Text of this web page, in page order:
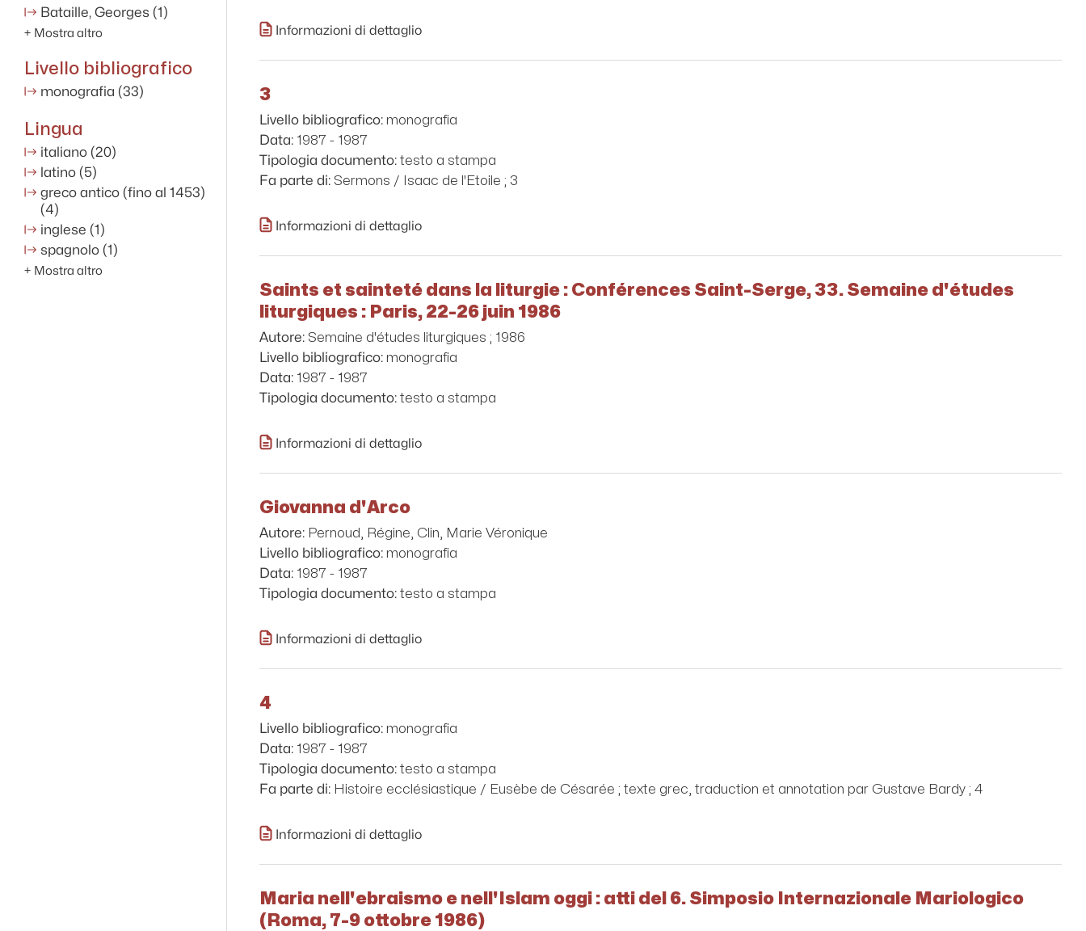
Bataille, Georges (1)
+ Mostra altro
Livello bibliografico
monografia (33)
Lingua
italiano (20)
latino (5)
greco antico (fino al 1453)
(4)
inglese (1)
spagnolo (1)
+ Mostra altro
Informazioni di dettaglio
3
Livello bibliografico: monografia
Data: 1987 - 1987
Tipologia documento: testo a stampa
Fa parte di: Sermons / Isaac de l'Etoile ; 3
Informazioni di dettaglio
Saints et sainteté dans la liturgie : Conférences Saint-Serge, 33. Semaine d'études
liturgiques : Paris, 22-26 juin 1986
Autore: Semaine d'études liturgiques ; 1986
Livello bibliografico: monografia
Data: 1987 - 1987
Tipologia documento: testo a stampa
Informazioni di dettaglio
Giovanna d'Arco
Autore: Pernoud, Régine, Clin, Marie Véronique
Livello bibliografico: monografia
Data: 1987 - 1987
Tipologia documento: testo a stampa
Informazioni di dettaglio
4
Livello bibliografico: monografia
Data: 1987 - 1987
Tipologia documento: testo a stampa
Fa parte di: Histoire ecclésiastique / Eusèbe de Césarée ; texte grec, traduction et annotation par Gustave Bardy ; 4
Informazioni di dettaglio
Maria nell'ebraismo e nell'Islam oggi : atti del 6. Simposio Internazionale Mariologico
(Roma, 7-9 ottobre 1986)